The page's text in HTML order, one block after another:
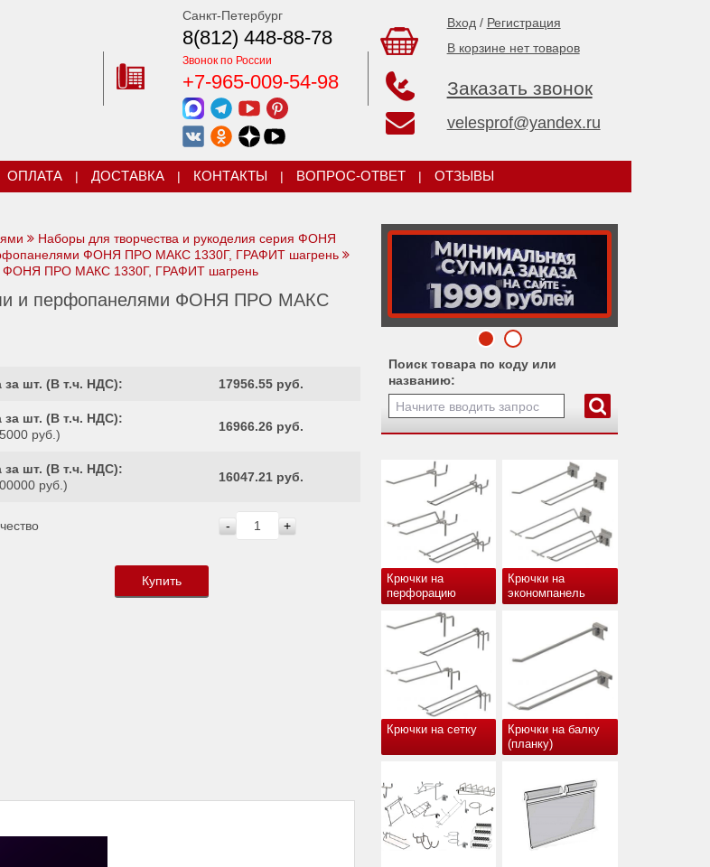
Санкт-Петербург
8(812) 448-88-78
Звонок по России
+7-965-009-54-98
Вход / Регистрация
В корзине нет товаров
Заказать звонок
velesprof@yandex.ru
ОПЛАТА | ДОСТАВКА | КОНТАКТЫ | ВОПРОС-ОТВЕТ | ОТЗЫВЫ
Поиск товара по коду или
названию:
Крючки на
перфорацию
Крючки на
экономпанель
Крючки на сетку
Крючки на балку
(планку)
Наборы для творчества и рукоделия серия ФОНЯ
ФОНЯ ПРО МАКС 1330Г, ГРАФИТ шагрень
ФОНЯ ПРО МАКС 1330Г, ГРАФИТ шагрень
и перфопанелями ФОНЯ ПРО МАКС
за шт. (В т.ч. НДС): 17956.55 руб.
за шт. (В т.ч. НДС):
руб.)
16966.26 руб.
за шт. (В т.ч. НДС):
руб.)
16047.21 руб.
- +
Купить